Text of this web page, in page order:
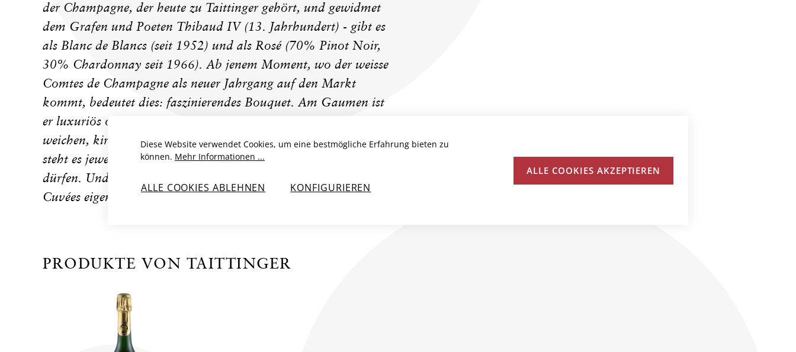
der Champagne, der heute zu Taittinger gehört, und gewidmet
dem Grafen und Poeten Thibaud IV (13. Jahrhundert) - gibt es
als Blanc de Blancs (seit 1952) und als Rosé (70% Pinot Noir,
30% Chardonnay seit 1966). Ab jenem Moment, wo der weisse
Comtes de Champagne als neuer Jahrgang auf den Markt
kommt, bedeutet dies: faszinierendes Bouquet. Am Gaumen ist
er luxuriös opulent, cremig, und dazu auch saftig. Dem
weichen, kirschenartig-weinigen Comtes de Champagne Rosé
steht es jeweils gut an, noch ein, zwei Jahre im Keller liegen zu
dürfen. Und Eile ist nicht geboten: Langlebigkeit ist beiden
Cuvées eigen.
PRODUKTE VON TAITTINGER
Diese Website verwendet Cookies, um eine bestmögliche Erfahrung bieten zu
können. Mehr Informationen ...
ALLE COOKIES ABLEHNEN KONFIGURIEREN
ALLE COOKIES AKZEPTIEREN